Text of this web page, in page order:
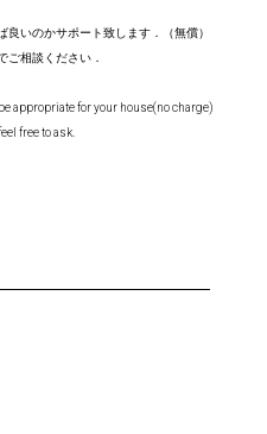
いのかサポート致します．（無償）
相談ください．
appropriate for your house(no charge)
free to ask.